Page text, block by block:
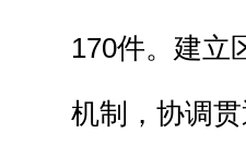
170件。建立
机制，协调